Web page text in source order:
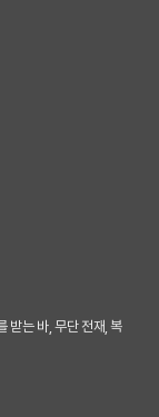
받는 바, 무단 전재, 복